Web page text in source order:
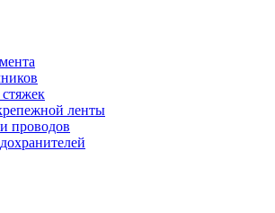
ленты
проводов